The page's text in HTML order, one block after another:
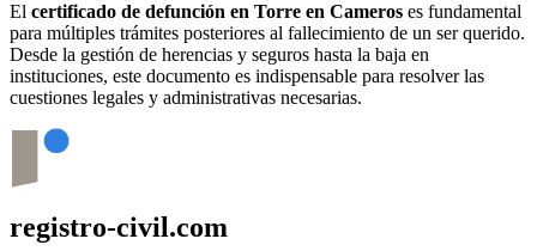
El certificado de defunción en Torre en Cameros es fundamental
para múltiples trámites posteriores al fallecimiento de un ser querido.
Desde la gestión de herencias y seguros hasta la baja en
instituciones, este documento es indispensable para resolver las
cuestiones legales y administrativas necesarias.
registro-civil.com